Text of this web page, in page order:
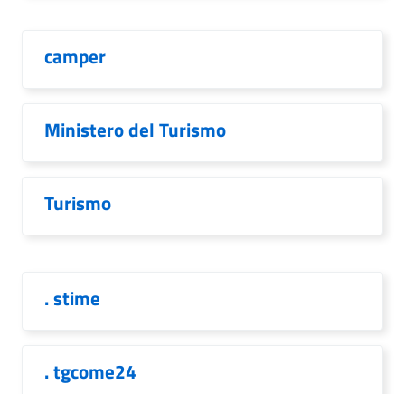
camper
Ministero del Turismo
Turismo
. stime
. tgcome24